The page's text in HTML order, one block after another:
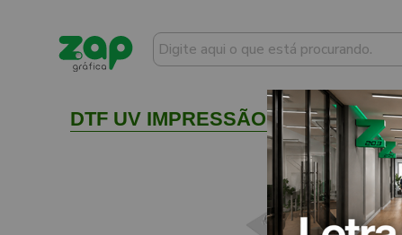
DTF UV IMPRESSÃO NA FOLHA